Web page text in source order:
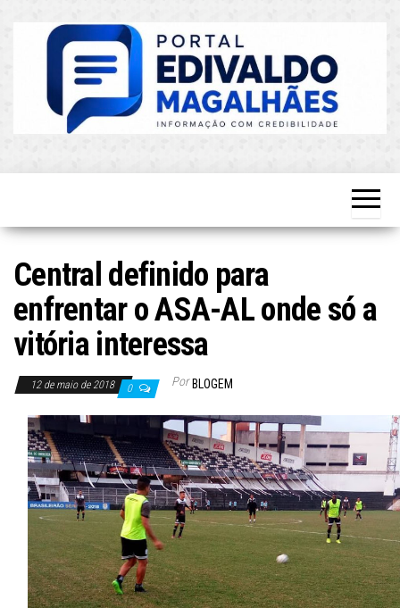
Atualizado!
Central definido para
enfrentar o ASA-AL onde só a
vitória interessa
12 de maio de 2018 0 Por BLOGEM